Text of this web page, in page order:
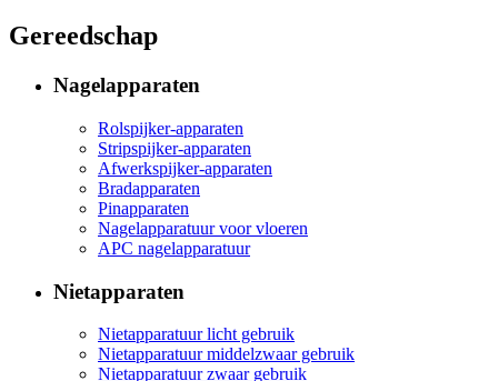
Gereedschap
Nagelapparaten
Rolspijker-apparaten
Stripspijker-apparaten
Afwerkspijker-apparaten
Bradapparaten
Pinapparaten
Nagelapparatuur voor vloeren
APC nagelapparatuur
Nietapparaten
Nietapparatuur licht gebruik
Nietapparatuur middelzwaar gebruik
Nietapparatuur zwaar gebruik